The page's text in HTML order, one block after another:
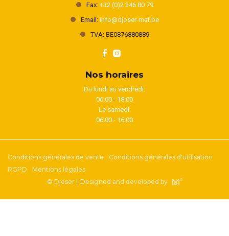
Fax: +32 (0)2 346 80 79
Email: info@djoser-mat.be
TVA: BE0876880889
Nos horaires
Du lundi au vendredi:
06:00 - 18:00
Le samedi:
06:00 - 16:00
Conditions générales de vente
Conditions générales d'utilisation
RGPD
Mentions légales
© Djoser |
Designed and developed by